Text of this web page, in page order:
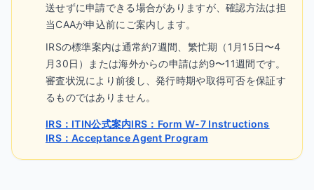
送せずに申請できる場合がありますが、確認方法は担
当CAAが申込前にご案内します。
IRSの標準案内は通常約7週間、繁忙期（1月15日〜4
月30日）または海外からの申請は約9〜11週間です。
審査状況により前後し、発行時期や取得可否を保証す
るものではありません。
IRS：ITIN公式案内IRS：Form W-7 Instructions
IRS：Acceptance Agent Program